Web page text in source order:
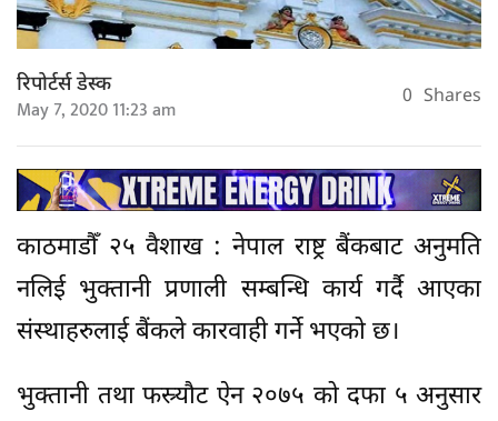
रिपोर्टर्स डेस्क
May 7, 2020 11:23 am 0 Shares
काठमाडौँ २५ वैशाख : नेपाल राष्ट्र बैंकबाट अनुमति
नलिई भुक्तानी प्रणाली सम्बन्धि कार्य गर्दै आएका
संस्थाहरुलाई बैंकले कारवाही गर्ने भएको छ।
भुक्तानी तथा फस्र्यौट ऐन २०७५ को दफा ५ अनुसार